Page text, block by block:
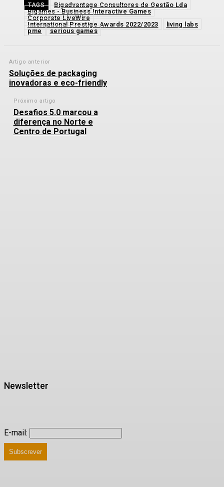
TAGS
Bigadvantage Consultores de Gestão Lda
Bigames - Business Interactive Games
Corporate LiveWire
International Prestige Awards 2022/2023
living labs
pme
serious games
Artigo anterior
Soluções de packaging
inovadoras e eco-friendly
Próximo artigo
Desafios 5.0 marcou a
diferença no Norte e
Centro de Portugal
Newsletter
E-mail:
Subscrever